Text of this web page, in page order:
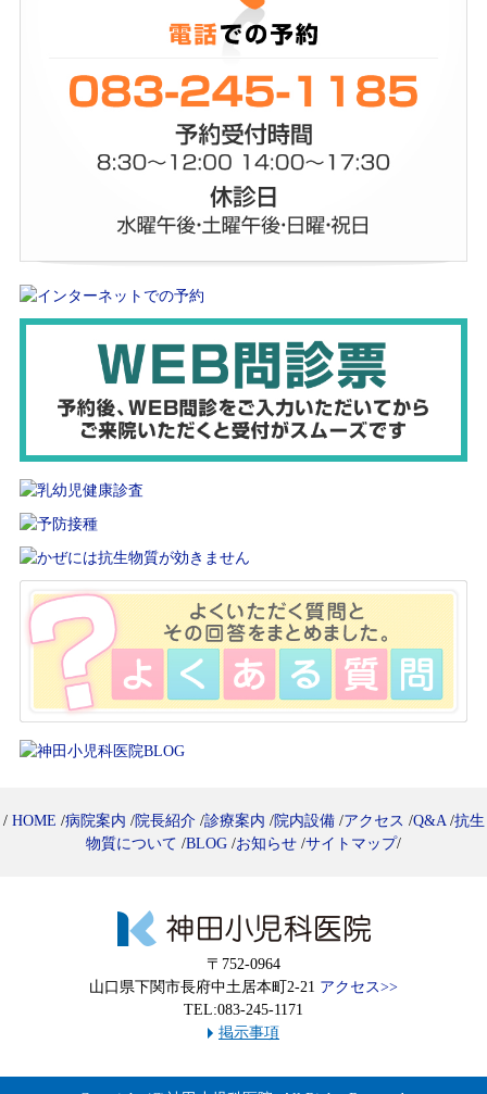
/ HOME /病院案内 /院長紹介/診療案内 /院内設備/アクセス /Q&A/抗生
物質について /BLOG /お知らせ /サイトマップ/
〒752-0964
山口県下関市長府中土居本町2-21 アクセス>>
TEL:083-245-1171
掲示事項